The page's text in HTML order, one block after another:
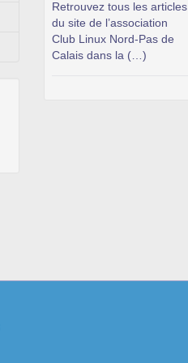
Retrouvez tous les articles
du site de l’association
Club Linux Nord-Pas de
Calais dans la (…)